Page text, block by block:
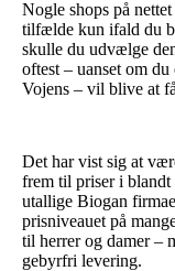
Nogle shops på
tilfælde kun ifald du
skulle du udvælge
oftest – uanset om
Vojens – vil blive at
Det har vist sig at
frem til priser i
utallige Biogan
prisniveauet på
til herrer og damer –
gebyrfri levering.